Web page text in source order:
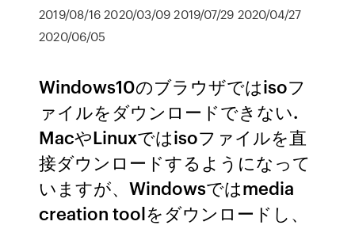
2019/08/16 2020/03/09 2019/07/29 2020/04/27
2020/06/05
Windows10のブラウザではisoフ
ァイルをダウンロードできない.
MacやLinuxではisoファイルを直
接ダウンロードするようになって
いますが、Windowsではmedia
creation toolをダウンロードし、